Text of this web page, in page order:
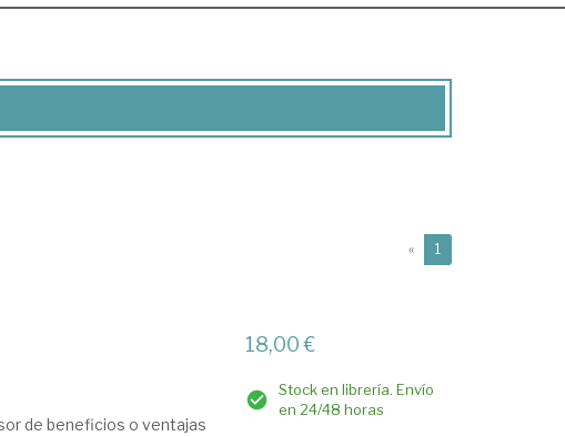
« 1
de beneficios o ventajas
18,00 €
Stock en librería. Envío
en 24/48 horas